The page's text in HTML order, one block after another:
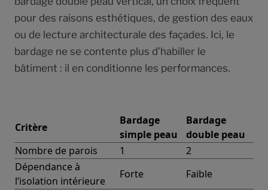
pour des raisons esthétiques, de gestion des eaux
ou de lecture architecturale des façades. Ici, le
bardage ne se contente plus d’habiller le
bâtiment : il en conditionne les performances.
Critère
Bardage
simple peau
Bardage
double peau
Nombre de parois
1
2
Dépendance à
l’isolation intérieure
Forte
Faible